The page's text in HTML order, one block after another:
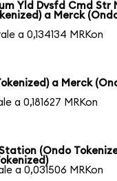
Yld Dvsfd Cmd Str
a Merck
a 0,134134 MRKon
a Merck
a 0,181627 MRKon
(Ondo
a 0,031506 MRKon